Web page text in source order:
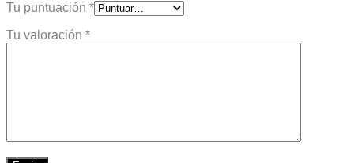
Tu puntuación *
Tu valoración *